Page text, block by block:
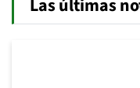
Las últimas